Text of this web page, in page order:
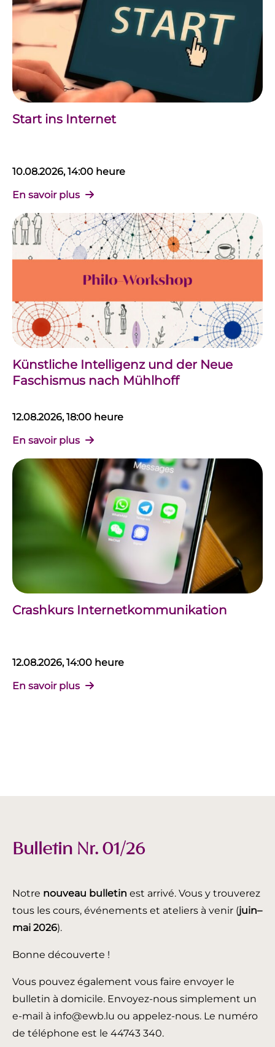
Start ins Internet
10.08.2026, 14:00 heure
En savoir plus
Künstliche Intelligenz und der Neue
Faschismus nach Mühlhoff
12.08.2026, 18:00 heure
En savoir plus
Crashkurs Internetkommunikation
12.08.2026, 14:00 heure
En savoir plus
Bulletin Nr. 01/26
Notre nouveau bulletin est arrivé. Vous y trouverez
tous les cours, événements et ateliers à venir (juin–
mai 2026).
Bonne découverte !
Vous pouvez également vous faire envoyer le
bulletin à domicile. Envoyez-nous simplement un
e-mail à info@ewb.lu ou appelez-nous. Le numéro
de téléphone est le 44743 340.